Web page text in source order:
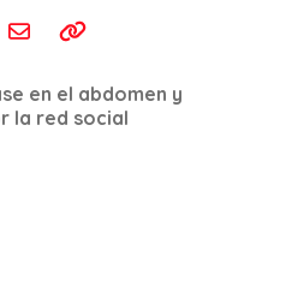
en el abdomen y
la red social